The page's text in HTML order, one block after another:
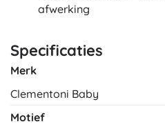
afwerking
Specificaties
Merk
Clementoni Baby
Motief